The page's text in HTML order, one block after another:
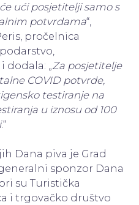
ući posjetitelji samo s
potvrdama“,
pročelnica
„Za posjetitelje
COVID potvrde,
testiranje na
u iznosu od 100
.“
Dana piva je Grad
sponzor Dana
su Turistička
i trgovačko društvo